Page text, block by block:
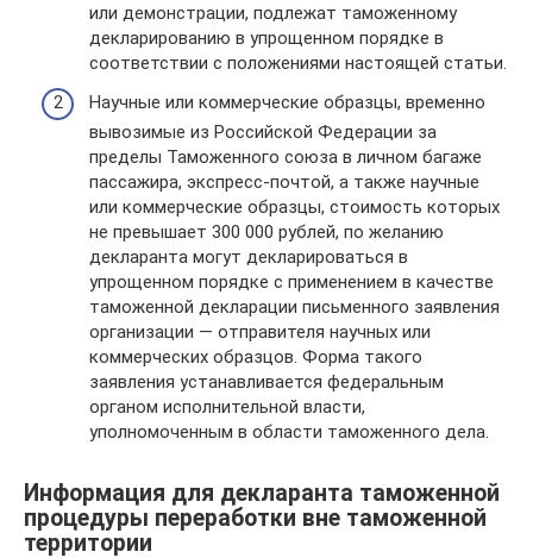
или демонстрации, подлежат таможенному
декларированию в упрощенном порядке в
соответствии с положениями настоящей статьи.
Научные или коммерческие образцы, временно
вывозимые из Российской Федерации за
пределы Таможенного союза в личном багаже
пассажира, экспресс-почтой, а также научные
или коммерческие образцы, стоимость которых
не превышает 300 000 рублей, по желанию
декларанта могут декларироваться в
упрощенном порядке с применением в качестве
таможенной декларации письменного заявления
организации — отправителя научных или
коммерческих образцов. Форма такого
заявления устанавливается федеральным
органом исполнительной власти,
уполномоченным в области таможенного дела.
Информация для декларанта таможенной
процедуры переработки вне таможенной
территории